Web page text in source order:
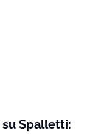
Spalletti: